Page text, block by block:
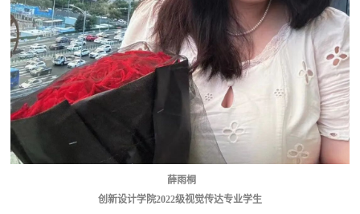
薛雨桐
创新设计学院2022级视觉传达专业学生